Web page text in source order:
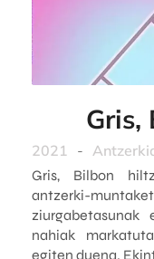
Gris,
2021 -
Gris, Bilbon
antzerki-
ziurgabetasunak
nahiak
egiten duena.